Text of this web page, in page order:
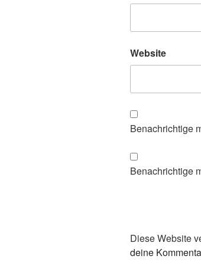
Website
Benachrichtige
Benachrichtige
Diese Website
deine